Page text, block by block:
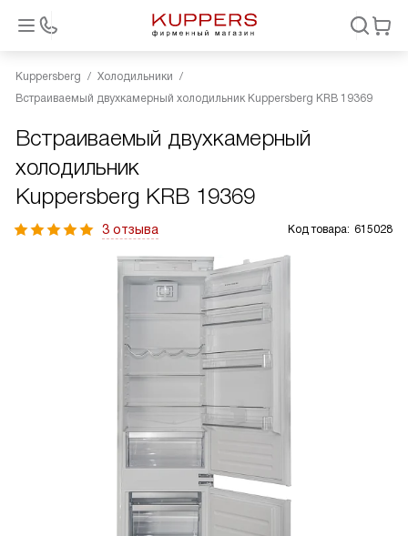
Kuppersberg
Холодильники
Встраиваемый двухкамерный холодильник Kuppersberg KRB 19369
Встраиваемый двухкамерный
холодильник
Kuppersberg KRB 19369
3 отзыва Код товара: 615028